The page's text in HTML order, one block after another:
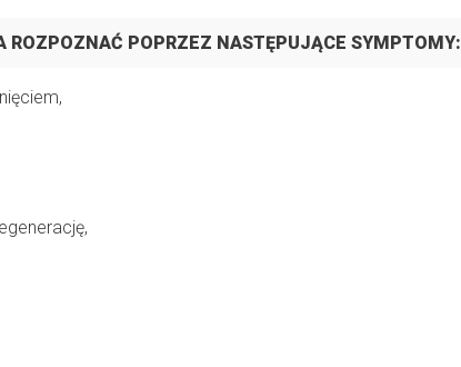
ROZPOZNAĆ POPRZEZ NASTĘPUJĄCE SYMPTOMY: